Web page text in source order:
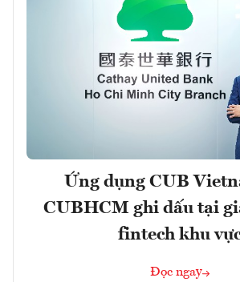
Ứng dụng CUB
CUBHCM ghi dấu tại
fintech khu
Đọc ngay